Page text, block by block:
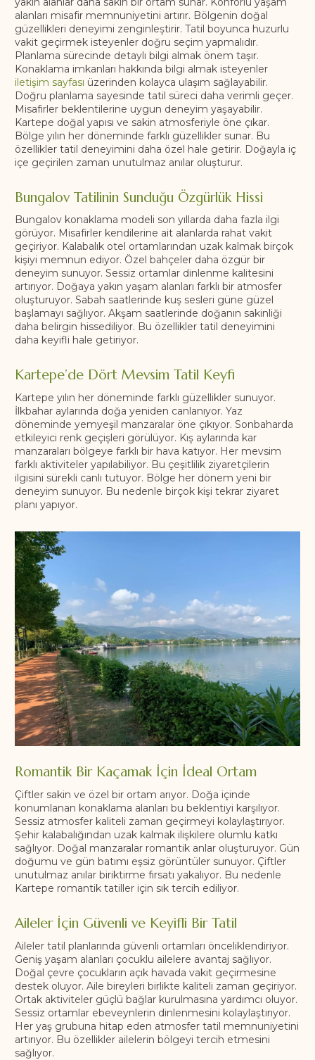
alanları misafir memnuniyetini artırır. Bölgenin doğal
güzellikleri deneyimi zenginleştirir. Tatil boyunca huzurlu
vakit geçirmek isteyenler doğru seçim yapmalıdır.
Planlama sürecinde detaylı bilgi almak önem taşır.
Konaklama imkanları hakkında bilgi almak isteyenler
iletişim sayfası üzerinden kolayca ulaşım sağlayabilir.
Doğru planlama sayesinde tatil süreci daha verimli geçer.
Misafirler beklentilerine uygun deneyim yaşayabilir.
Kartepe doğal yapısı ve sakin atmosferiyle öne çıkar.
Bölge yılın her döneminde farklı güzellikler sunar. Bu
özellikler tatil deneyimini daha özel hale getirir. Doğayla iç
içe geçirilen zaman unutulmaz anılar oluşturur.
Bungalov Tatilinin Sunduğu Özgürlük Hissi
Bungalov konaklama modeli son yıllarda daha fazla ilgi
görüyor. Misafirler kendilerine ait alanlarda rahat vakit
geçiriyor. Kalabalık otel ortamlarından uzak kalmak birçok
kişiyi memnun ediyor. Özel bahçeler daha özgür bir
deneyim sunuyor. Sessiz ortamlar dinlenme kalitesini
artırıyor. Doğaya yakın yaşam alanları farklı bir atmosfer
oluşturuyor. Sabah saatlerinde kuş sesleri güne güzel
başlamayı sağlıyor. Akşam saatlerinde doğanın sakinliği
daha belirgin hissediliyor. Bu özellikler tatil deneyimini
daha keyifli hale getiriyor.
Kartepe’de Dört Mevsim Tatil Keyfi
Kartepe yılın her döneminde farklı güzellikler sunuyor.
İlkbahar aylarında doğa yeniden canlanıyor. Yaz
döneminde yemyeşil manzaralar öne çıkıyor. Sonbaharda
etkileyici renk geçişleri görülüyor. Kış aylarında kar
manzaraları bölgeye farklı bir hava katıyor. Her mevsim
farklı aktiviteler yapılabiliyor. Bu çeşitlilik ziyaretçilerin
ilgisini sürekli canlı tutuyor. Bölge her dönem yeni bir
deneyim sunuyor. Bu nedenle birçok kişi tekrar ziyaret
planı yapıyor.
Romantik Bir Kaçamak İçin İdeal Ortam
Çiftler sakin ve özel bir ortam arıyor. Doğa içinde
konumlanan konaklama alanları bu beklentiyi karşılıyor.
Sessiz atmosfer kaliteli zaman geçirmeyi kolaylaştırıyor.
Şehir kalabalığından uzak kalmak ilişkilere olumlu katkı
sağlıyor. Doğal manzaralar romantik anlar oluşturuyor. Gün
doğumu ve gün batımı eşsiz görüntüler sunuyor. Çiftler
unutulmaz anılar biriktirme fırsatı yakalıyor. Bu nedenle
Kartepe romantik tatiller için sık tercih ediliyor.
Aileler İçin Güvenli ve Keyifli Bir Tatil
Aileler tatil planlarında güvenli ortamları önceliklendiriyor.
Geniş yaşam alanları çocuklu ailelere avantaj sağlıyor.
Doğal çevre çocukların açık havada vakit geçirmesine
destek oluyor. Aile bireyleri birlikte kaliteli zaman geçiriyor.
Ortak aktiviteler güçlü bağlar kurulmasına yardımcı oluyor.
Sessiz ortamlar ebeveynlerin dinlenmesini kolaylaştırıyor.
Her yaş grubuna hitap eden atmosfer tatil memnuniyetini
artırıyor. Bu özellikler ailelerin bölgeyi tercih etmesini
sağlıyor.